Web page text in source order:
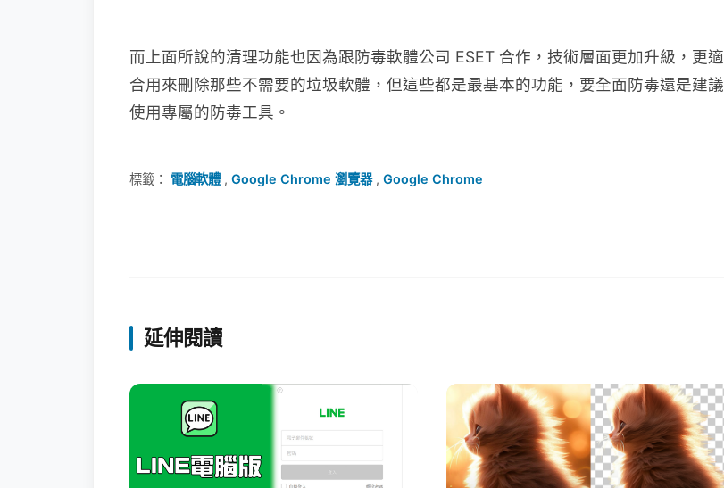
而上面所說的清理功能也因為跟防毒軟體公司 ESET 合作，技術層面更加升級，更適
合用來刪除那些不需要的垃圾軟體，但這些都是最基本的功能，要全面防毒還是建議
使用專屬的防毒工具。
標籤： 電腦軟體, Google Chrome 瀏覽器, Google Chrome
延伸閱讀